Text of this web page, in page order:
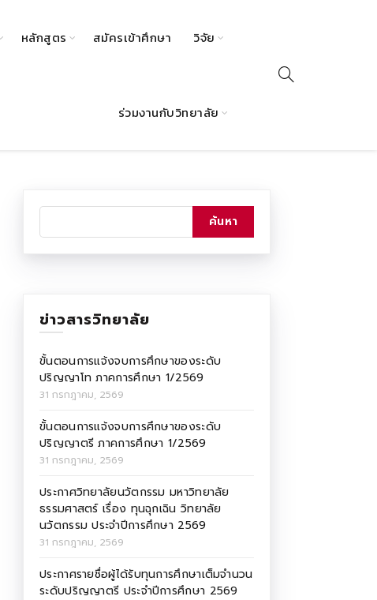
หลักสูตร สมัครเข้าศึกษา วิจัย
ร่วมงานกับวิทยาลัย
ข่าวสารวิทยาลัย
ขั้นตอนการแจ้งจบการศึกษาของระดับ
ปริญญาโท ภาคการศึกษา 1/2569
31 กรกฎาคม, 2569
ขั้นตอนการแจ้งจบการศึกษาของระดับ
ปริญญาตรี ภาคการศึกษา 1/2569
31 กรกฎาคม, 2569
ประกาศวิทยาลัยนวัตกรรม มหาวิทยาลัย
ธรรมศาสตร์ เรื่อง ทุนฉุกเฉิน วิทยาลัย
นวัตกรรม ประจำปีการศึกษา 2569
31 กรกฎาคม, 2569
ประกาศรายชื่อผู้ได้รับทุนการศึกษาเต็มจำนวน
ระดับปริญญาตรี ประจำปีการศึกษา 2569